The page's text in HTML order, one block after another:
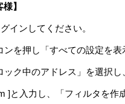
】
インしてください。
を押し「すべての設定を表
ク中のアドレス」を選択
]と入力し、「フィルタを作